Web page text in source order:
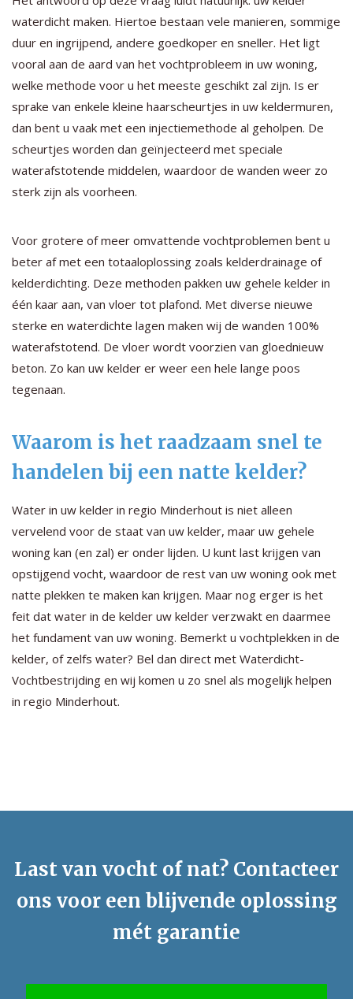
waterdicht maken. Hiertoe bestaan vele manieren, sommige
duur en ingrijpend, andere goedkoper en sneller. Het ligt
vooral aan de aard van het vochtprobleem in uw woning,
welke methode voor u het meeste geschikt zal zijn. Is er
sprake van enkele kleine haarscheurtjes in uw keldermuren,
dan bent u vaak met een injectiemethode al geholpen. De
scheurtjes worden dan geïnjecteerd met speciale
waterafstotende middelen, waardoor de wanden weer zo
sterk zijn als voorheen.
Voor grotere of meer omvattende vochtproblemen bent u
beter af met een totaaloplossing zoals kelderdrainage of
kelderdichting. Deze methoden pakken uw gehele kelder in
één kaar aan, van vloer tot plafond. Met diverse nieuwe
sterke en waterdichte lagen maken wij de wanden 100%
waterafstotend. De vloer wordt voorzien van gloednieuw
beton. Zo kan uw kelder er weer een hele lange poos
tegenaan.
Waarom is het raadzaam snel te
handelen bij een natte kelder?
Water in uw kelder in regio Minderhout is niet alleen
vervelend voor de staat van uw kelder, maar uw gehele
woning kan (en zal) er onder lijden. U kunt last krijgen van
opstijgend vocht, waardoor de rest van uw woning ook met
natte plekken te maken kan krijgen. Maar nog erger is het
feit dat water in de kelder uw kelder verzwakt en daarmee
het fundament van uw woning. Bemerkt u vochtplekken in de
kelder, of zelfs water? Bel dan direct met Waterdicht-
Vochtbestrijding en wij komen u zo snel als mogelijk helpen
in regio Minderhout.
Last van vocht of nat? Contacteer
ons voor een blijvende oplossing
mét garantie